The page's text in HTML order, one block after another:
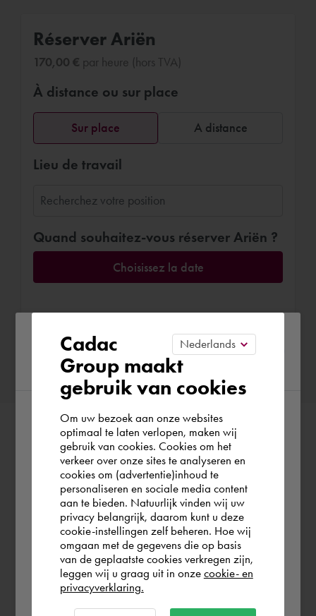
Réserver Ariën
170,00 € par heure (hors TVA)
À distance ou sur place
Sur place A distance
Lieu de travail
Quand souhaitez-vous réserver Ariën ?
Choisissez la date
Confirmer la réservation
Please confirm your current
region
According to us you are situated in Rest of
the world. Please confirm in which country
you wish to shop.
Schweiz
Rest of the world
Cadac
Group maakt
gebruik van cookies
Om uw bezoek aan onze websites
optimaal te laten verlopen, maken wij
gebruik van cookies. Cookies om het
verkeer over onze sites te analyseren en
cookies om (advertentie)inhoud te
personaliseren en sociale media content
aan te bieden. Natuurlijk vinden wij uw
privacy belangrijk, daarom kunt u deze
cookie-instellingen zelf beheren. Hoe wij
omgaan met de gegevens die op basis
van de geplaatste cookies verkregen zijn,
leggen wij u graag uit in onze cookie- en
privacyverklaring.